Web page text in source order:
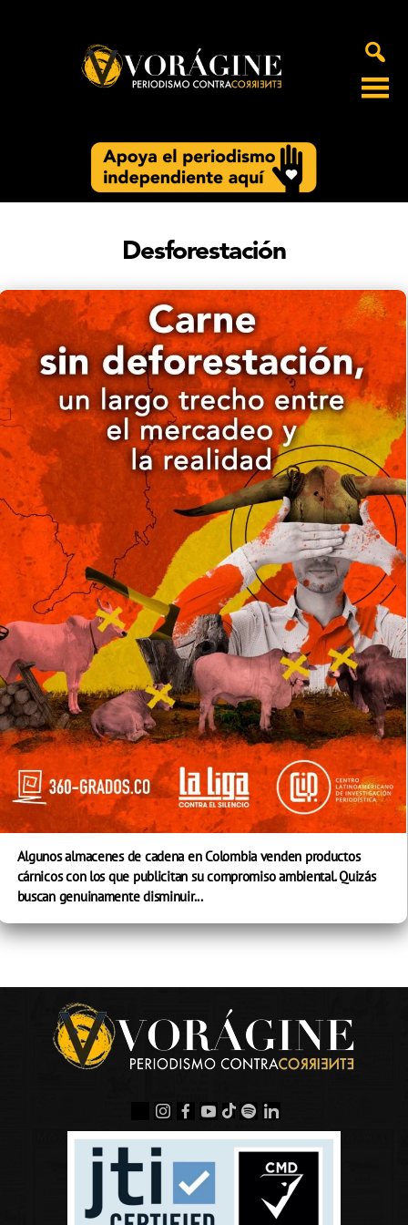
Desforestación
Algunos almacenes de cadena en Colombia venden productos
cárnicos con los que publicitan su compromiso ambiental. Quizás
buscan genuinamente disminuir...